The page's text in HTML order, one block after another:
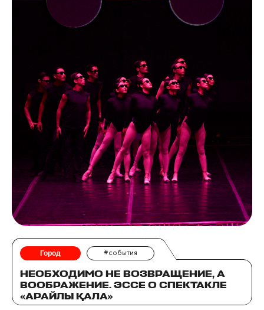
Город #события
НЕОБХОДИМО НЕ ВОЗВРАЩЕНИЕ, А
ВООБРАЖЕНИЕ. ЭССЕ О СПЕКТАКЛЕ
«АРАЙЛЫ ҚАЛА»